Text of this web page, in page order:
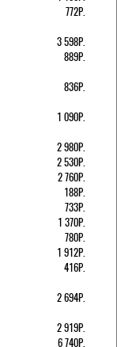
772Р.
3 598Р.
889Р.
836Р.
1 090Р.
2 980Р.
2 530Р.
2 760Р.
188Р.
733Р.
1 370Р.
780Р.
1 912Р.
416Р.
2 694Р.
2 919Р.
6 740Р.